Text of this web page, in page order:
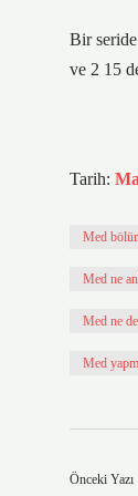
Bir
ve 2 15
Tarih:
Med
Med ne
Med ne
Med
Önceki Yazı